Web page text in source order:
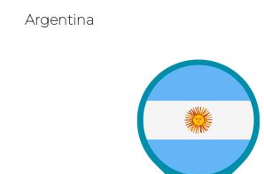
Argentina